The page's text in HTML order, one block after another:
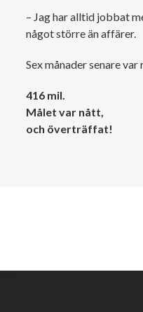
– Jag har alltid jobbat
något större än affärer.
Sex månader senare
416 mil.
Målet var nått,
och överträffat!